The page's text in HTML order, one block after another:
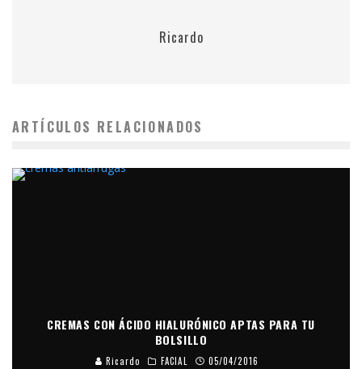
Ricardo
ARTÍCULOS RELACIONADOS
CREMAS CON ÁCIDO HIALURÓNICO APTAS PARA TU
BOLSILLO
Ricardo FACIAL 05/04/2016